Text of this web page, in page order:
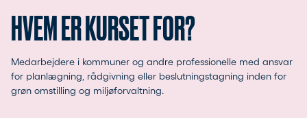
HVEM ER KURSET FOR?
Medarbejdere i kommuner og andre professionelle med ansvar
for planlægning, rådgivning eller beslutningstagning inden for
grøn omstilling og miljøforvaltning.